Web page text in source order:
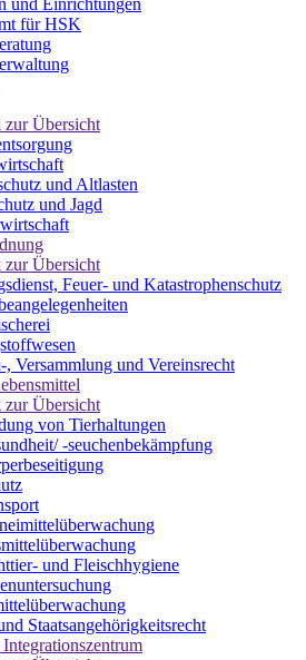
für HSK
zur Übersicht
und Altlasten
und Jagd
zur Übersicht
Feuer- und Katastrophenschutz
, Versammlung und Vereinsrecht
zur Übersicht
von Tierhaltungen
-seuchenbekämpfung
und Fleischhygiene
Staatsangehörigkeitsrecht